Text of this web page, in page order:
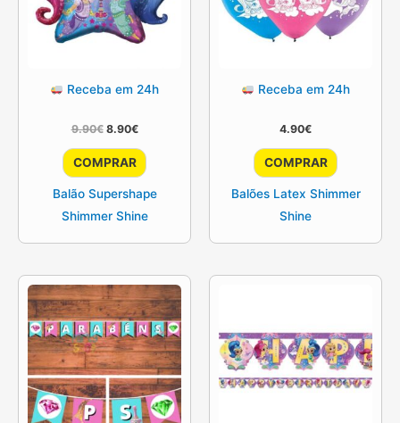
Receba em 24h
9.90€ O
original
era:
8.90€O
atual
é:
COMPRAR
Balão Supershape
Shimmer Shine
Receba em 24h
4.90€
COMPRAR
Balões Latex Shimmer
Shine